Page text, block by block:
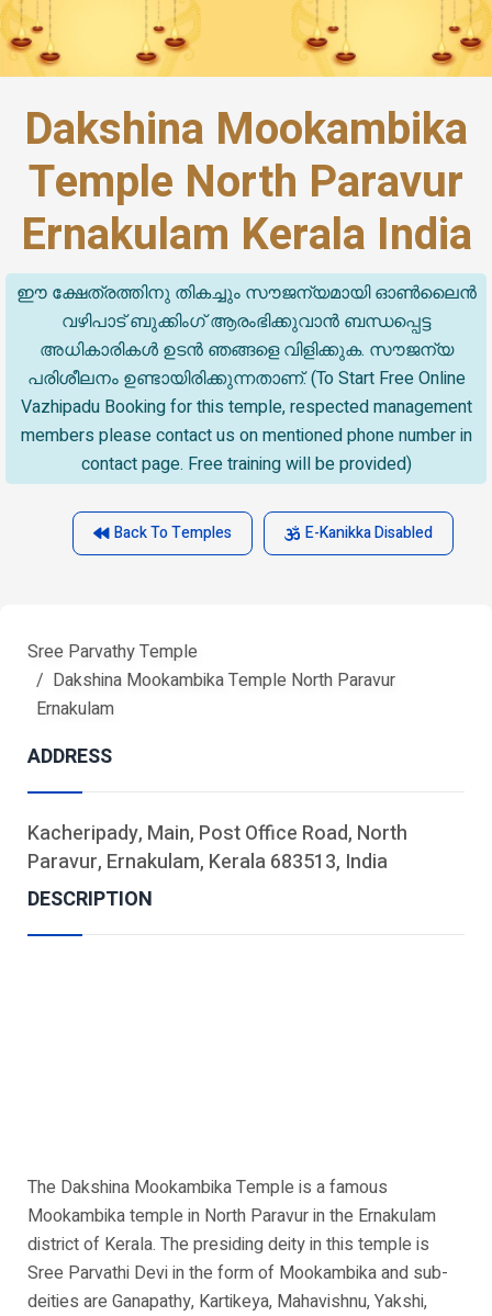
Dakshina Mookambika
Temple North Paravur
Ernakulam Kerala India
ഈ ക്ഷേത്രത്തിനു തികച്ചും സൗജന്യമായി ഓൺലൈൻ
വഴിപാട് ബുക്കിംഗ് ആരംഭിക്കുവാൻ ബന്ധപ്പെട്ട
അധികാരികൾ ഉടൻ ഞങ്ങളെ വിളിക്കുക. സൗജന്യ
പരിശീലനം ഉണ്ടായിരിക്കുന്നതാണ്. (To Start Free Online
Vazhipadu Booking for this temple, respected management
members please contact us on mentioned phone number in
contact page. Free training will be provided)
Back To Temples E-Kanikka Disabled
Sree Parvathy Temple
Dakshina Mookambika Temple North Paravur
Ernakulam
ADDRESS
Kacheripady, Main, Post Office Road, North
Paravur, Ernakulam, Kerala 683513, India
DESCRIPTION
The Dakshina Mookambika Temple is a famous
Mookambika temple in North Paravur in the Ernakulam
district of Kerala. The presiding deity in this temple is
Sree Parvathi Devi in the form of Mookambika and sub-
deities are Ganapathy, Kartikeya, Mahavishnu, Yakshi,